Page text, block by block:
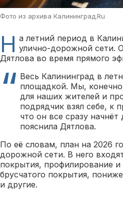
Фото из архива Калининград.Ru
Н а летний период в
улично-дорожной сети.
Дятлова во время прямого
Весь Калининград в
площадкой. Мы,
для наших жителей и
подрядчик взял себе, к
что он все сразу
пояснила Дятлова.
По её словам, план на 2026
дорожной сети. В него
покрытия, профилирование
брусчатого покрытия,
и другие.